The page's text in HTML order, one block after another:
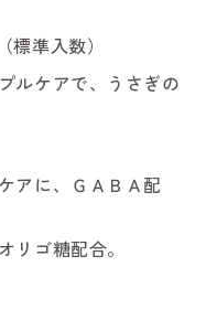
準入数）
ルケアで、うさぎの
アに、ＧＡＢＡ配
リゴ糖配合。